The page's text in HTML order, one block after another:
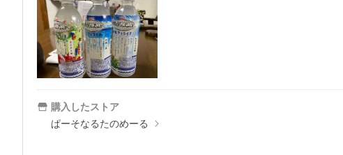
購入したストア
ぱーそなるたのめーる